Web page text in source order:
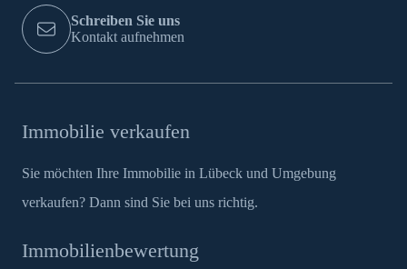
Schreiben Sie uns
Kontakt aufnehmen
Immobilie verkaufen
Sie möchten Ihre Immobilie in Lübeck und Umgebung
verkaufen? Dann sind Sie bei uns richtig.
Immobilienbewertung